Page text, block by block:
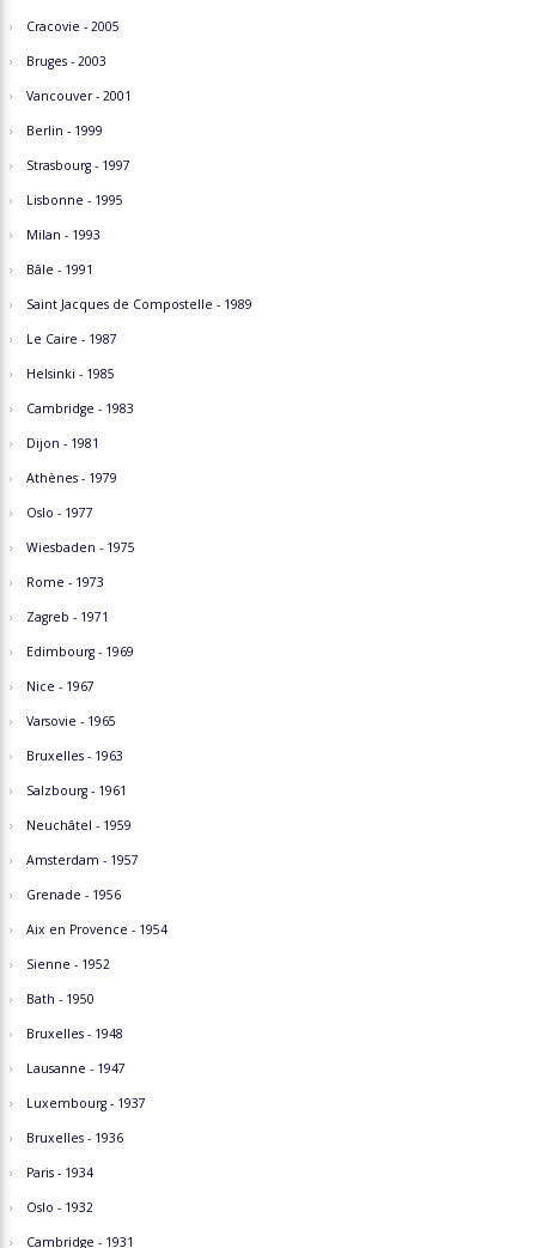
Cracovie - 2005
Bruges - 2003
Vancouver - 2001
Berlin - 1999
Strasbourg - 1997
Lisbonne - 1995
Milan - 1993
Bâle - 1991
Saint Jacques de Compostelle - 1989
Le Caire - 1987
Helsinki - 1985
Cambridge - 1983
Dijon - 1981
Athènes - 1979
Oslo - 1977
Wiesbaden - 1975
Rome - 1973
Zagreb - 1971
Edimbourg - 1969
Nice - 1967
Varsovie - 1965
Bruxelles - 1963
Salzbourg - 1961
Neuchâtel - 1959
Amsterdam - 1957
Grenade - 1956
Aix en Provence - 1954
Sienne - 1952
Bath - 1950
Bruxelles - 1948
Lausanne - 1947
Luxembourg - 1937
Bruxelles - 1936
Paris - 1934
Oslo - 1932
Cambridge - 1931